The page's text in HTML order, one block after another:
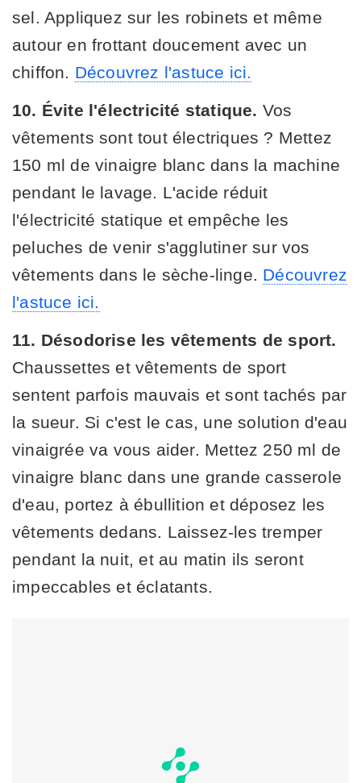
sel. Appliquez sur les robinets et même
autour en frottant doucement avec un
chiffon. Découvrez l'astuce ici.
10. Évite l'électricité statique. Vos
vêtements sont tout électriques ? Mettez
150 ml de vinaigre blanc dans la machine
pendant le lavage. L'acide réduit
l'électricité statique et empêche les
peluches de venir s'agglutiner sur vos
vêtements dans le sèche-linge. Découvrez
l'astuce ici.
11. Désodorise les vêtements de sport.
Chaussettes et vêtements de sport
sentent parfois mauvais et sont tachés par
la sueur. Si c'est le cas, une solution d'eau
vinaigrée va vous aider. Mettez 250 ml de
vinaigre blanc dans une grande casserole
d'eau, portez à ébullition et déposez les
vêtements dedans. Laissez-les tremper
pendant la nuit, et au matin ils seront
impeccables et éclatants.